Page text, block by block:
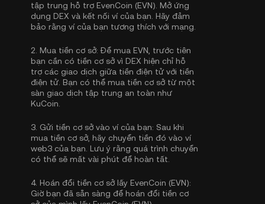
tập trung hỗ trợ EvenCoin (EVN). Mở ứng
dụng DEX và kết nối ví của bạn. Hãy đảm
bảo rằng ví của bạn tương thích với mạng.
2. Mua tiền cơ sở: Để mua EVN, trước tiên
bạn cần có tiền cơ sở vì DEX hiện chỉ hỗ
trợ các giao dịch giữa tiền điện tử với tiền
điện tử. Bạn có thể mua tiền cơ sở từ một
sàn giao dịch tập trung an toàn như
KuCoin.
3. Gửi tiền cơ sở vào ví của bạn: Sau khi
mua tiền cơ sở, hãy chuyển tiền đó vào ví
web3 của bạn. Lưu ý rằng quá trình chuyển
có thể sẽ mất vài phút để hoàn tất.
4. Hoán đổi tiền cơ sở lấy EvenCoin (EVN):
Giờ bạn đã sẵn sàng để hoán đổi tiền cơ